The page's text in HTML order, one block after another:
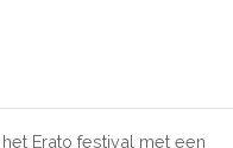
Erato festival met een